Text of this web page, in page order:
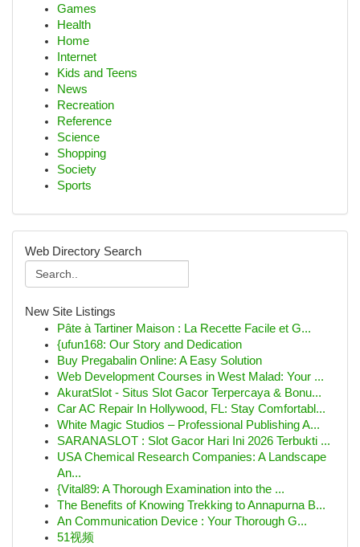
Games
Health
Home
Internet
Kids and Teens
News
Recreation
Reference
Science
Shopping
Society
Sports
Web Directory Search
New Site Listings
Pâte à Tartiner Maison : La Recette Facile et G...
{ufun168: Our Story and Dedication
Buy Pregabalin Online: A Easy Solution
Web Development Courses in West Malad: Your ...
AkuratSlot - Situs Slot Gacor Terpercaya & Bonu...
Car AC Repair In Hollywood, FL: Stay Comfortabl...
White Magic Studios – Professional Publishing A...
SARANASLOT : Slot Gacor Hari Ini 2026 Terbukti ...
USA Chemical Research Companies: A Landscape
An...
{Vital89: A Thorough Examination into the ...
The Benefits of Knowing Trekking to Annapurna B...
An Communication Device : Your Thorough G...
51视频